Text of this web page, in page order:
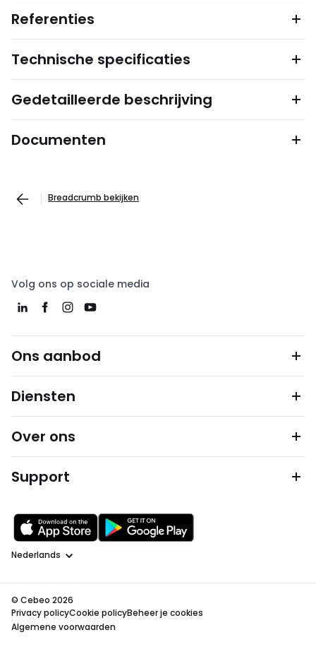
Referenties
Technische specificaties
Gedetailleerde beschrijving
Documenten
Breadcrumb bekijken
Volg ons op sociale media
Ons aanbod
Diensten
Over ons
Support
Taal
© Cebeo 2026
Privacy policyCookie policyBeheer je cookies
Algemene voorwaarden